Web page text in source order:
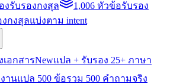
งรับรองกงสุล
1,006 หัวข้อรับรอง
กงสุลแบ่งตาม intent
อกสารNewแปล + รับรอง 25+ ภาษา
านแปล 500 ข้อรวม 500 คำถามจริง